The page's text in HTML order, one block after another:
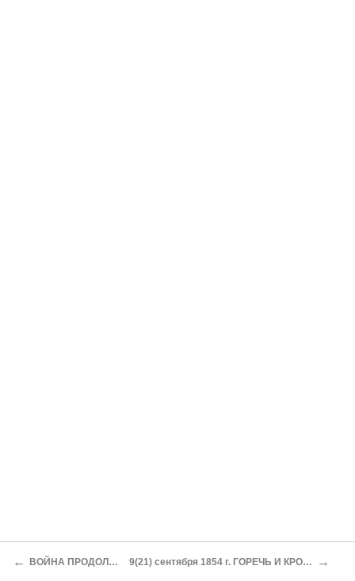
← ВОЙНА ПРОДОЛЖАЕТСЯ… 9(21) сентября 1854 г. ГОРЕЧЬ И КРОВЬ ОТСТУПЛЕНИЯ →